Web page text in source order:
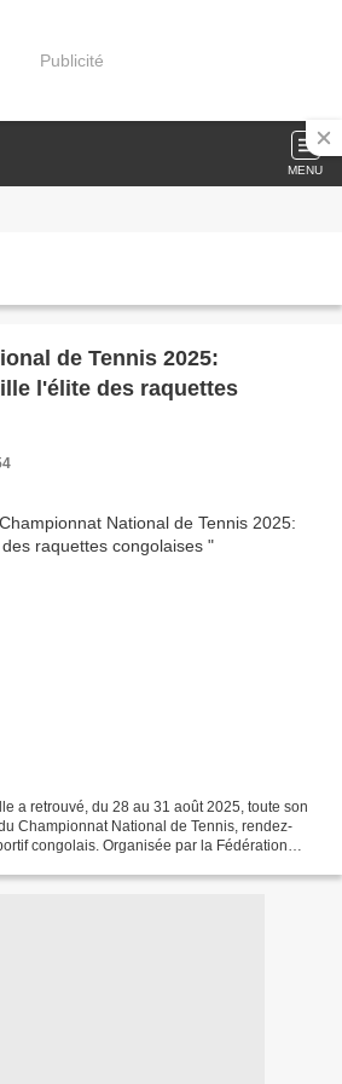
Publicité
MENU
de Tennis 2025:
l'élite des raquettes
a retrouvé, du 28 au 31 août 2025, toute son
Championnat National de Tennis, rendez-
congolais. Organisée par la Fédération